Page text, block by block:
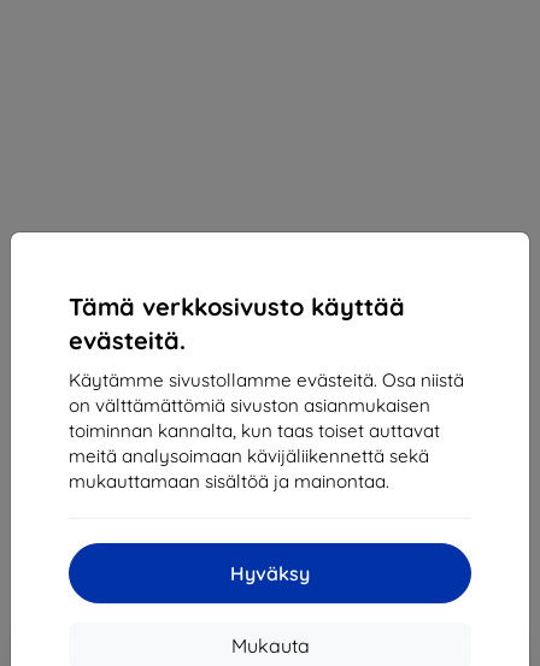
Tämä verkkosivusto käyttää
evästeitä.
Käytämme sivustollamme evästeitä. Osa niistä
on välttämättömiä sivuston asianmukaisen
toiminnan kannalta, kun taas toiset auttavat
meitä analysoimaan kävijäliikennettä sekä
mukauttamaan sisältöä ja mainontaa.
Hyväksy
Mukauta
Baseus Qi Inductive Charging Adapter (USB-C)
12,51 €
Hinta ilman ALV:tä
Alennus kupongilla